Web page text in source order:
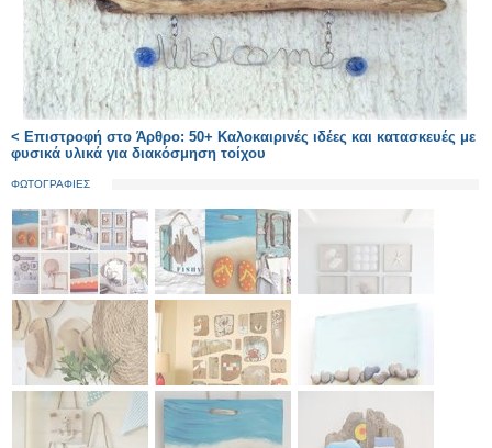
< Επιστροφή στο Άρθρο: 50+ Καλοκαιρινές ιδέες και κατασκευές με
φυσικά υλικά για διακόσμηση τοίχου
ΦΩΤΟΓΡΑΦΙΕΣ